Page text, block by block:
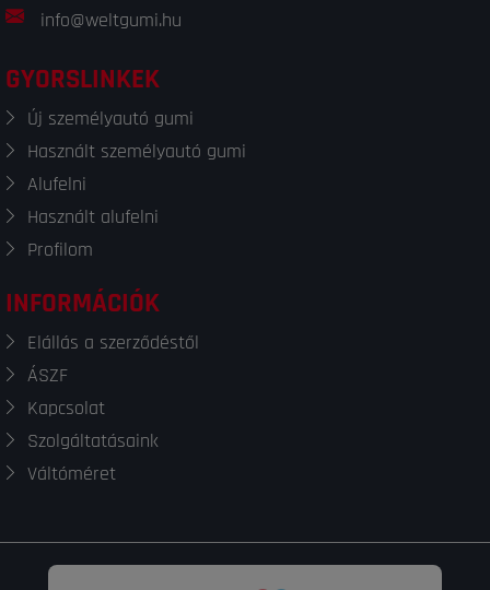
info@weltgumi.hu
GYORSLINKEK
Új személyautó gumi
Használt személyautó gumi
Alufelni
Használt alufelni
Profilom
INFORMÁCIÓK
Elállás a szerződéstől
ÁSZF
Kapcsolat
Szolgáltatásaink
Váltóméret